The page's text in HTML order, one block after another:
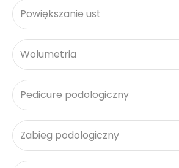
Powiększanie ust
Wolumetria
Pedicure podologiczny
Zabieg podologiczny